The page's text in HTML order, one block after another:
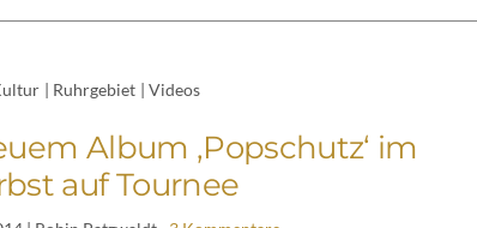
| Ruhrgebiet | Videos
Album ‚Popschutz‘ im
auf Tournee